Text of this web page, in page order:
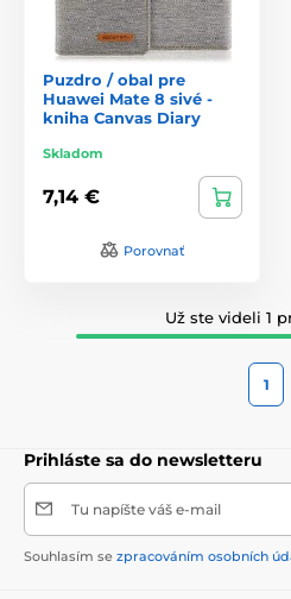
Puzdro / obal pre
Huawei Mate 8 sivé -
kniha Canvas Diary
Skladom
7,14 €
Porovnať
Už ste videli 1
1
Prihláste sa do newsletteru
Tu napíšte váš e-mail
Souhlasím se zpracováním osobních